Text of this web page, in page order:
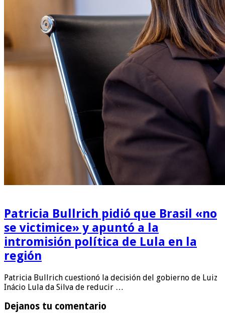
Patricia Bullrich pidió que Brasil «no
se victimice» y apuntó a la
intromisión política de Lula en la
región
Patricia Bullrich cuestionó la decisión del gobierno de Luiz
Inácio Lula da Silva de reducir …
Dejanos tu comentario